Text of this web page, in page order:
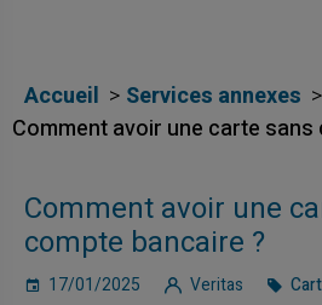
Accueil
Services annexes
Comment avoir une carte
Comment avoir une
compte bancaire ?
17/01/2025 Veritas